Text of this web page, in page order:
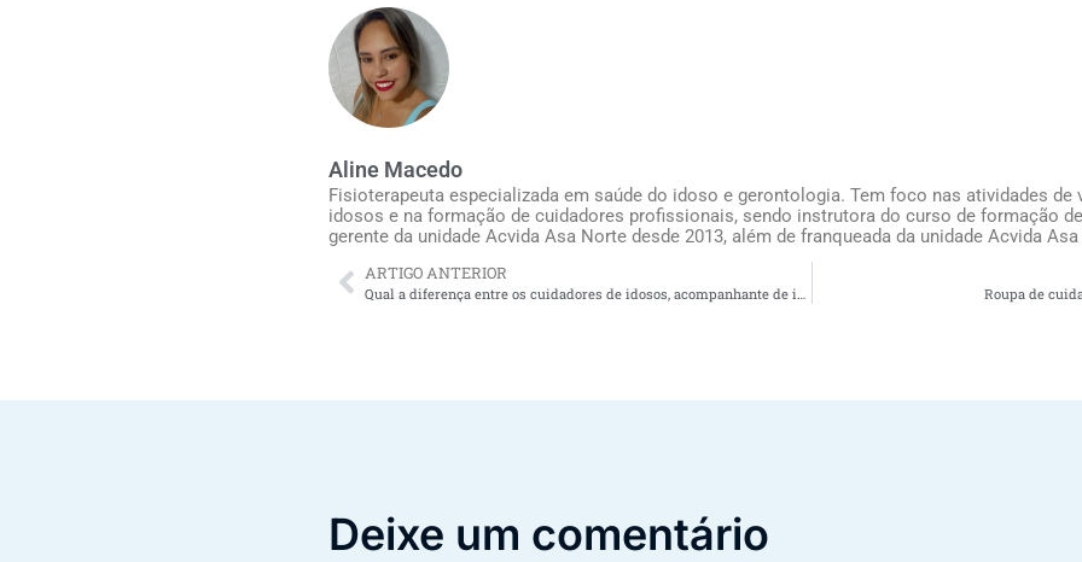
Aline Macedo
Fisioterapeuta especializada em saúde do idoso e gerontologia. Tem foco nas atividades de
idosos e na formação de cuidadores profissionais, sendo instrutora do curso de formação
gerente da unidade Acvida Asa Norte desde 2013, além de franqueada da unidade Acvida
ARTIGO ANTERIOR
Roupa de
Deixe um comentário